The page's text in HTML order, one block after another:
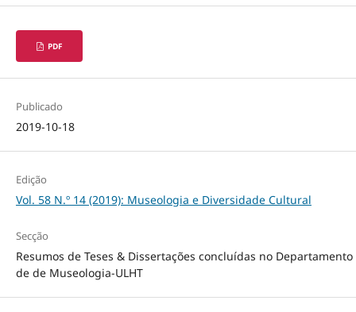
PDF
Publicado
2019-10-18
Edição
Vol. 58 N.º 14 (2019): Museologia e Diversidade Cultural
Secção
Resumos de Teses & Dissertações concluídas no Departamento
de de Museologia-ULHT